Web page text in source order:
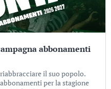
abbonamenti
il suo popolo.
per la stagione